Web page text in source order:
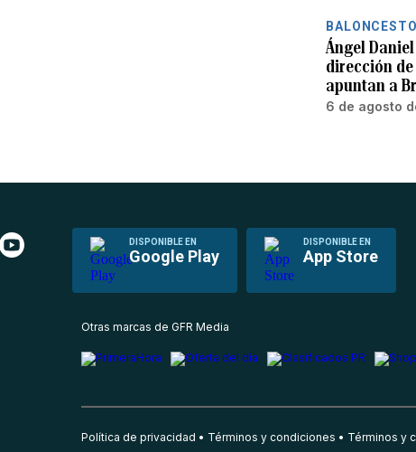
BALONCESTO
Ángel
dirección
apuntan a
6 de agosto
DISPONIBLE EN
Google Play
DISPONIBLE EN
App Store
Otras marcas de GFR Media
Política de privacidad Términos y condiciones Términos y